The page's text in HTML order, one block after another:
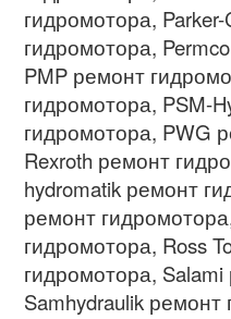
гидромотора,
гидромотора,
PMP ремонт
гидромотора, PSM-
гидромотора, PWG
Rexroth ремонт
hydromatik ремонт
ремонт
гидромотора, Ross
гидромотора,
Samhydraulik